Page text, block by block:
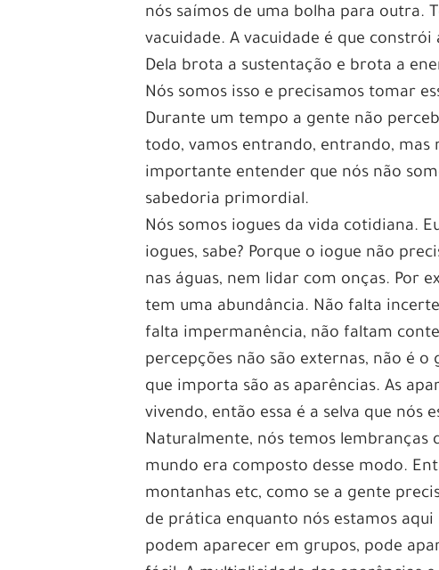
nós saímos de uma bolha para outra.
vacuidade. A vacuidade é que
Dela brota a sustentação e brota a
Nós somos isso e precisamos tomar
Durante um tempo a gente não
todo, vamos entrando, entrando, mas
importante entender que nós não
sabedoria primordial.
Nós somos iogues da vida cotidiana.
iogues, sabe? Porque o iogue não
nas águas, nem lidar com onças. Por
tem uma abundância. Não falta
falta impermanência, não faltam
percepções não são externas, não é
que importa são as aparências. As
vivendo, então essa é a selva que nós
Naturalmente, nós temos
mundo era composto desse modo.
montanhas etc, como se a gente
de prática enquanto nós estamos
podem aparecer em grupos, pode